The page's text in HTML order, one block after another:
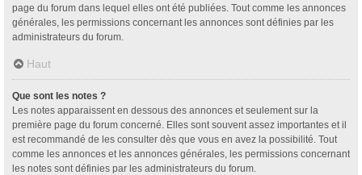
page du forum dans lequel elles ont été publiées. Tout comme les annonces
générales, les permissions concernant les annonces sont définies par les
administrateurs du forum.
Haut
Que sont les notes ?
Les notes apparaissent en dessous des annonces et seulement sur la
première page du forum concerné. Elles sont souvent assez importantes et il
est recommandé de les consulter dès que vous en avez la possibilité. Tout
comme les annonces et les annonces générales, les permissions concernant
les notes sont définies par les administrateurs du forum.